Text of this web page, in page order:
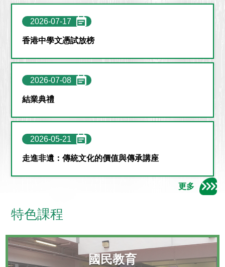
2026-07-17
香港中學文憑試放榜
2026-07-08
結業典禮
2026-05-21
走進非遺：傳統文化的價值與傳承講座
更多
特色課程
國民教育